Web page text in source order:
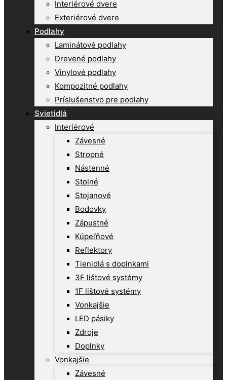
Interiérové dvere
Exteriérové dvere
Podlahy
Laminátové podlahy
Drevené podlahy
Vinylové podlahy
Kompozitné podlahy
Príslušenstvo pre podlahy
Svietidlá
Interiérové
Závesné
Stropné
Nástenné
Stolné
Stojanové
Bodovky
Zápustné
Kúpeľňové
Reflektory
Tienidlá s doplnkami
3F lištové systémy
1F lištové systémy
Vonkajšie
LED pásiky
Zdroje
Doplnky
Vonkajšie
Závesné